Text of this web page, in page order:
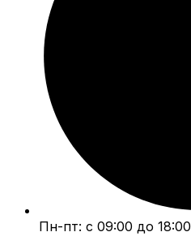
Пн-пт: с 09:00 до 18:00